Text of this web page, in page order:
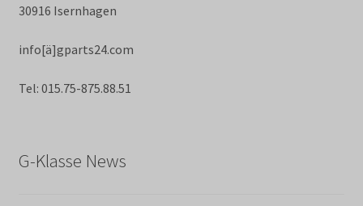
30916 Isernhagen
info[ä]gparts24.com
Tel: 015.75-875.88.51
G-Klasse News